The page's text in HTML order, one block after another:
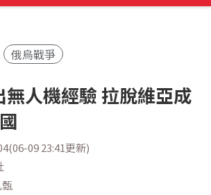
俄烏戰爭
無人機經驗 拉脫維亞成
09 23:41更新)